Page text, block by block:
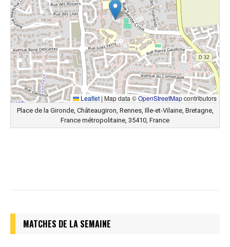
Leaflet |Map data ©OpenStreetMapcontributors
Place de la Gironde, Châteaugiron, Rennes, Ille-et-Vilaine, Bretagne,
France métropolitaine, 35410, France
MATCHES DE LA SEMAINE